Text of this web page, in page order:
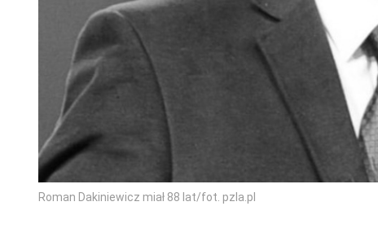
Roman Dakiniewicz miał 88 lat/fot. pzla.pl